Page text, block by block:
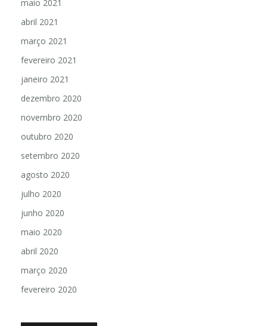
maio 2021
abril 2021
março 2021
fevereiro 2021
janeiro 2021
dezembro 2020
novembro 2020
outubro 2020
setembro 2020
agosto 2020
julho 2020
junho 2020
maio 2020
abril 2020
março 2020
fevereiro 2020